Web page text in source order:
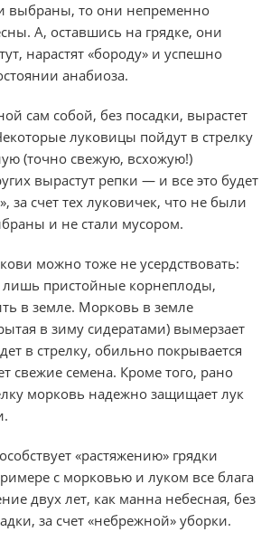
выбраны, то они непременно
А, оставшись на грядке, они
нарастят «бороду» и успешно
анабиоза.
сам собой, без посадки, вырастет
луковицы пойдут в стрелку
(точно свежую, всхожую!)
вырастут репки — и все это будет
за счет тех луковичек, что не были
и не стали мусором.
можно тоже не усердствовать:
пристойные корнеплоды,
в земле. Морковь в земле
в зиму сидератами) вымерзает
в стрелку, обильно покрывается
свежие семена. Кроме того, рано
морковь надежно защищает лук
«растяжению» грядки
с морковью и луком все блага
двух лет, как манна небесная, без
за счет «небрежной» уборки.